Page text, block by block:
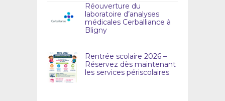
Réouverture du
laboratoire d’analyses
médicales Cerballiance à
Bligny
Rentrée scolaire 2026 –
Réservez dès maintenant
les services périscolaires